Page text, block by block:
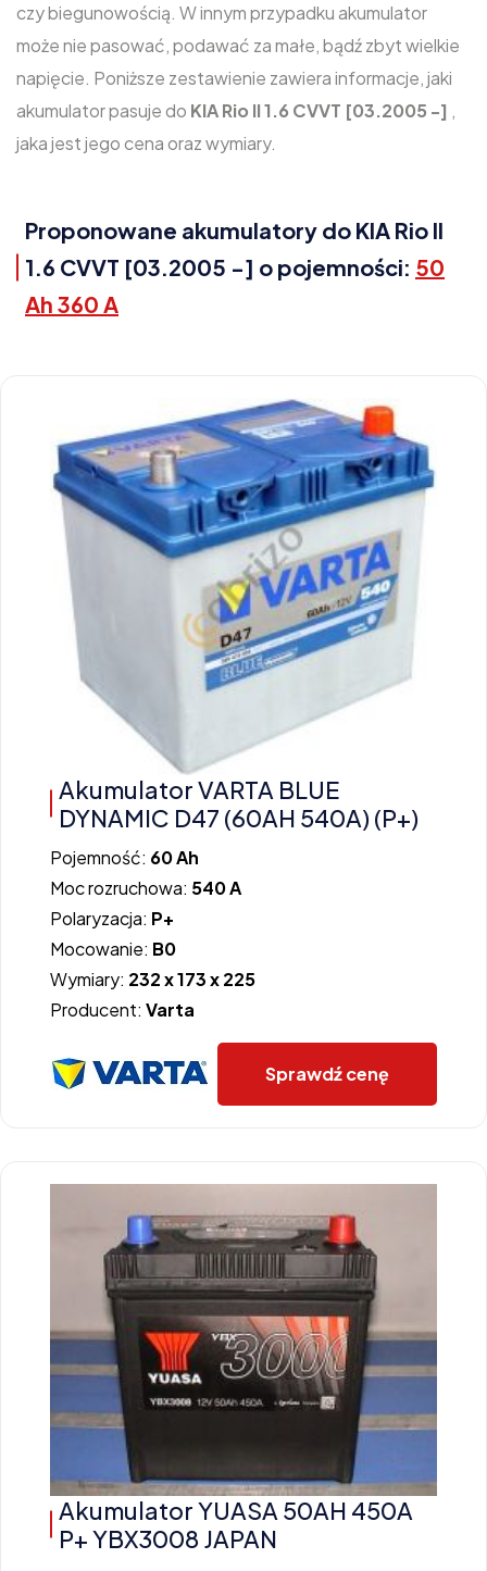
czy biegunowością. W innym przypadku akumulator
może nie pasować, podawać za małe, bądź zbyt wielkie
napięcie. Poniższe zestawienie zawiera informacje, jaki
akumulator pasuje do KIA Rio II 1.6 CVVT [03.2005 -] ,
jaka jest jego cena oraz wymiary.
Proponowane akumulatory do KIA Rio II
1.6 CVVT [03.2005 -] o pojemności: 50
Ah 360 A
Akumulator VARTA BLUE
DYNAMIC D47 (60AH 540A) (P+)
Pojemność: 60 Ah
Moc rozruchowa: 540 A
Polaryzacja: P+
Mocowanie: B0
Wymiary: 232 x 173 x 225
Producent: Varta
Sprawdź cenę
Akumulator YUASA 50AH 450A
P+ YBX3008 JAPAN